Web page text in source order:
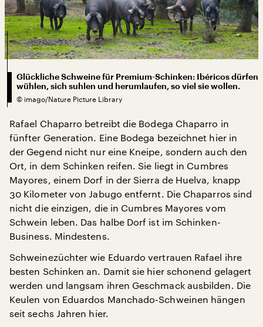
Glückliche Schweine für Premium-Schinken: Ibéricos dürfen
wühlen, sich suhlen und herumlaufen, so viel sie wollen.
© imago/Nature Picture Library
Rafael Chaparro betreibt die Bodega Chaparro in
fünfter Generation. Eine Bodega bezeichnet hier in
der Gegend nicht nur eine Kneipe, sondern auch den
Ort, in dem Schinken reifen. Sie liegt in Cumbres
Mayores, einem Dorf in der Sierra de Huelva, knapp
30 Kilometer von Jabugo entfernt. Die Chaparros sind
nicht die einzigen, die in Cumbres Mayores vom
Schwein leben. Das halbe Dorf ist im Schinken-
Business. Mindestens.
Schweinezüchter wie Eduardo vertrauen Rafael ihre
besten Schinken an. Damit sie hier schonend gelagert
werden und langsam ihren Geschmack ausbilden. Die
Keulen von Eduardos Manchado-Schweinen hängen
seit sechs Jahren hier.